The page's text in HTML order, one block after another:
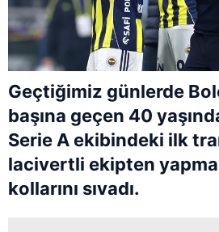
Geçtiğimiz günlerde
başına geçen 40
Serie A ekibindeki ilk
lacivertli ekipten
kollarını sıvadı.